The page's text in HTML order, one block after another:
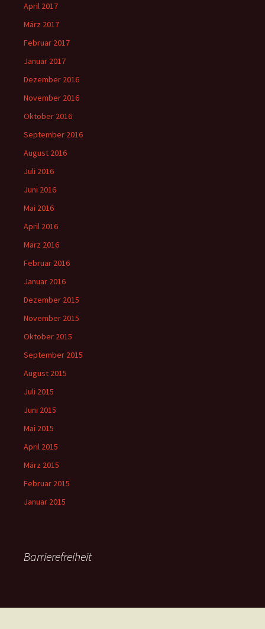
April 2017
März 2017
Februar 2017
Januar 2017
Dezember 2016
November 2016
Oktober 2016
September 2016
August 2016
Juli 2016
Juni 2016
Mai 2016
April 2016
März 2016
Februar 2016
Januar 2016
Dezember 2015
November 2015
Oktober 2015
September 2015
August 2015
Juli 2015
Juni 2015
Mai 2015
April 2015
März 2015
Februar 2015
Januar 2015
Barrierefreiheit